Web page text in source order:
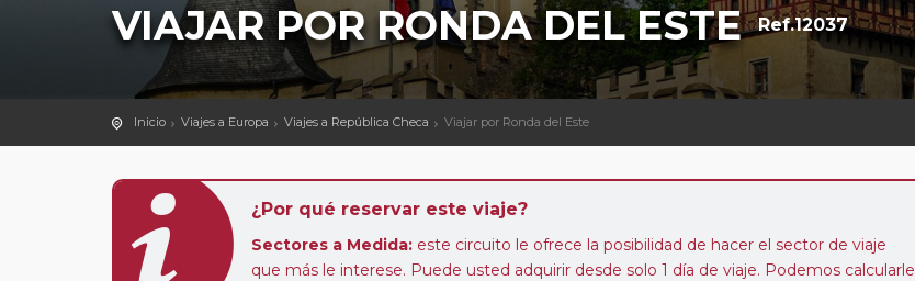
VIAJAR POR RONDA DEL ESTE Ref.12037
Inicio Viajes a Europa Viajes a República Checa Viajar por Ronda del Este
¿Por qué reservar este viaje?
Sectores a Medida: este circuito le ofrece la posibilidad de hacer el sector de viaje
que más le interese. Puede usted adquirir desde solo 1 día de viaje. Podemos calcularle